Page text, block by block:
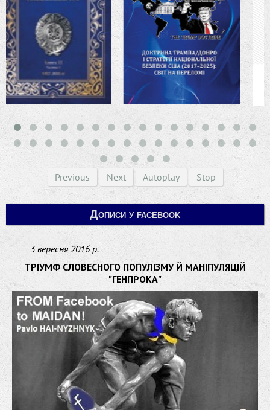
Previous Next Autoplay Stop
Дописи у facebook
3 вересня 2016 р.
ТРІУМФ СЛОВЕСНОГО ПОПУЛІЗМУ Й МАНІПУЛЯЦІЙ
"ГЕНПРОКА"